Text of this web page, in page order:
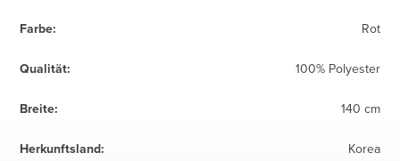
Farbe: Rot
Qualität: 100% Polyester
Breite: 140 cm
Herkunftsland: Korea